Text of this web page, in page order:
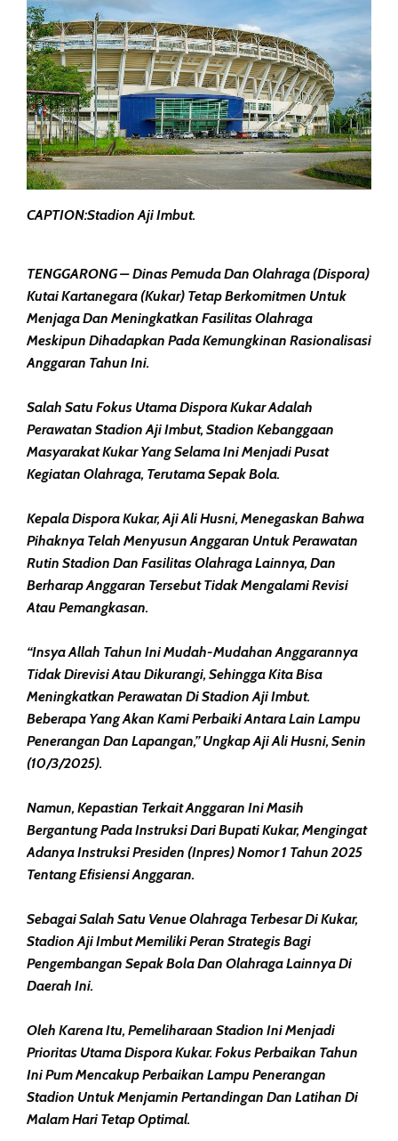
CAPTION:Stadion Aji Imbut.
TENGGARONG – Dinas Pemuda Dan Olahraga (Dispora)
Kutai Kartanegara (Kukar) Tetap Berkomitmen Untuk
Menjaga Dan Meningkatkan Fasilitas Olahraga
Meskipun Dihadapkan Pada Kemungkinan Rasionalisasi
Anggaran Tahun Ini.
Salah Satu Fokus Utama Dispora Kukar Adalah
Perawatan Stadion Aji Imbut, Stadion Kebanggaan
Masyarakat Kukar Yang Selama Ini Menjadi Pusat
Kegiatan Olahraga, Terutama Sepak Bola.
Kepala Dispora Kukar, Aji Ali Husni, Menegaskan Bahwa
Pihaknya Telah Menyusun Anggaran Untuk Perawatan
Rutin Stadion Dan Fasilitas Olahraga Lainnya, Dan
Berharap Anggaran Tersebut Tidak Mengalami Revisi
Atau Pemangkasan.
“Insya Allah Tahun Ini Mudah-Mudahan Anggarannya
Tidak Direvisi Atau Dikurangi, Sehingga Kita Bisa
Meningkatkan Perawatan Di Stadion Aji Imbut.
Beberapa Yang Akan Kami Perbaiki Antara Lain Lampu
Penerangan Dan Lapangan,” Ungkap Aji Ali Husni, Senin
(10/3/2025).
Namun, Kepastian Terkait Anggaran Ini Masih
Bergantung Pada Instruksi Dari Bupati Kukar, Mengingat
Adanya Instruksi Presiden (Inpres) Nomor 1 Tahun 2025
Tentang Efisiensi Anggaran.
Sebagai Salah Satu Venue Olahraga Terbesar Di Kukar,
Stadion Aji Imbut Memiliki Peran Strategis Bagi
Pengembangan Sepak Bola Dan Olahraga Lainnya Di
Daerah Ini.
Oleh Karena Itu, Pemeliharaan Stadion Ini Menjadi
Prioritas Utama Dispora Kukar. Fokus Perbaikan Tahun
Ini Pum Mencakup Perbaikan Lampu Penerangan
Stadion Untuk Menjamin Pertandingan Dan Latihan Di
Malam Hari Tetap Optimal.